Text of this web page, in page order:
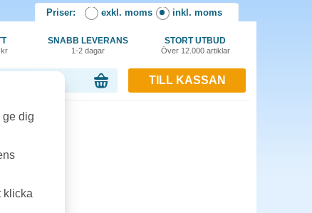
Priser: exkl. moms inkl. moms
kr
SNABB LEVERANS
1-2 dagar
STORT UTBUD
Över 12.000 artiklar
TILL KASSAN
ge dig
klicka